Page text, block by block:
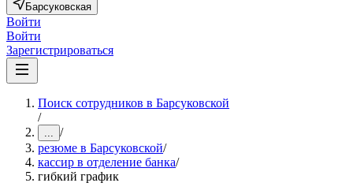
Барсуковская
Войти
Войти
Зарегистрироваться
Поиск сотрудников в Барсуковской
/
... /
резюме в Барсуковской/
кассир в отделение банка/
гибкий график